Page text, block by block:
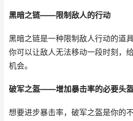
黑暗之链——限制敌人的行动
黑暗之链是一种限制敌人行动的道
你可以让敌人无法移动一段时刻，
机会。
破军之盔——增加暴击率的必要头
想要进步暴击率，破军之盔是你的